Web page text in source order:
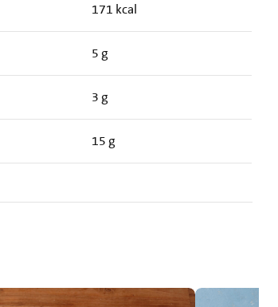
171 kcal
5 g
3 g
15 g